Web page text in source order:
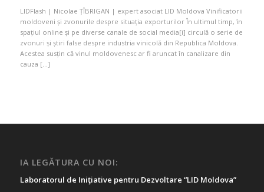
LIDFlash | Nicolae ȚÎBRIGAN | expert asociat LID Moldova Vinificatorii
moldoveni și zvonurile despre situația exporturilor În ultimul timp, în
spațiul online și pe diverse canale de social media[i] circulă o serie de
zvonuri și știri false despre industria vinicolă din Republica Moldova.
Acestea susțin că vinul moldovenesc ar fi aruncat în canalizare din
cauza […]
IA LEGĂTURA CU NOI:
Laboratorul de Iniţiative pentru Dezvoltare “LID Moldova”